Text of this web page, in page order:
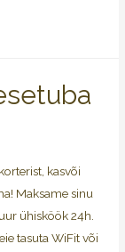
kasvõi
Maksame sinu
ühisköök 24h.
tasuta WiFit või